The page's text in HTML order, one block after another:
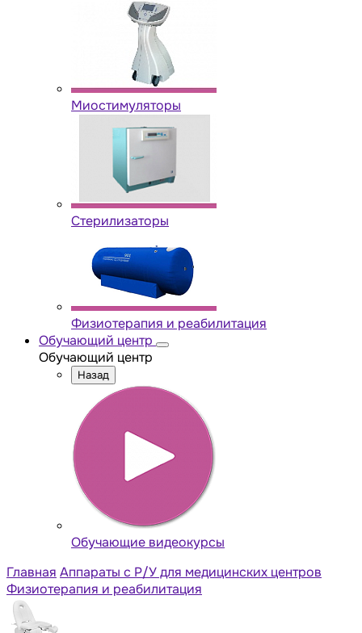
Миостимуляторы
Стерилизаторы
Физиотерапия и реабилитация
Обучающий центр
Обучающий центр
Назад
Обучающие видеокурсы
Главная Аппараты с Р/У для медицинских центров
Физиотерапия и реабилитация